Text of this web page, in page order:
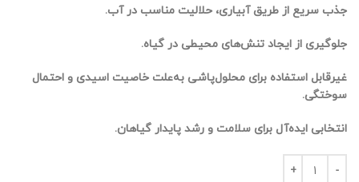
جذب سریع از طریق آبیاری، حلالیت مناسب در آب.
جلوگیری از ایجاد تنش‌های محیطی در گیاه.
غیرقابل استفاده برای محلول‌پاشی به‌علت خاصیت اسیدی و احتمال
سوختگی.
انتخابی ایده‌آل برای سلامت و رشد پایدار گیاهان.